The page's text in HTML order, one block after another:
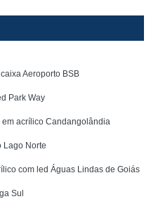
Aeroporto BSB
Park Way
acrílico Candangolândia
Lago Norte
com led Águas Lindas de Goiás
Sul